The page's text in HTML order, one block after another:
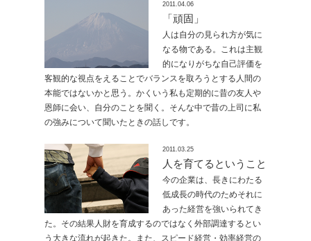
2011.04.06
「頑固」
人は自分の見られ方が気に
なる物である。これは主観
的になりがちな自己評価を
客観的な視点をえることでバランスを取ろうとする人間の
本能ではないかと思う。かくいう私も定期的に昔の友人や
恩師に会い、自分のことを聞く。そんな中で昔の上司に私
の強みについて聞いたときの話しです。
2011.03.25
人を育てるということ
今の企業は、長きにわたる
低成長の時代のためそれに
あった経営を強いられてき
た。その結果人財を育成するのではなく外部調達するとい
う大きな流れが起きた。また、スピード経営・効率経営の